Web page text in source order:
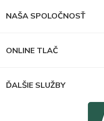
NAŠA SPOLOČNOSŤ
ONLINE TLAČ
ĎALŠIE SLUŽBY